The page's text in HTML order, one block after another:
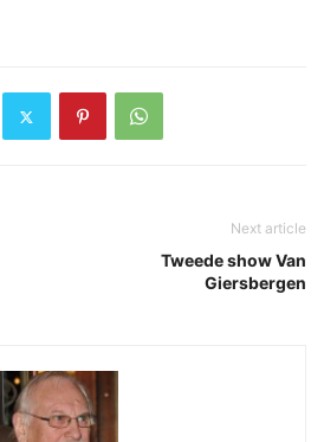
Next article
Tweede show Van
Giersbergen